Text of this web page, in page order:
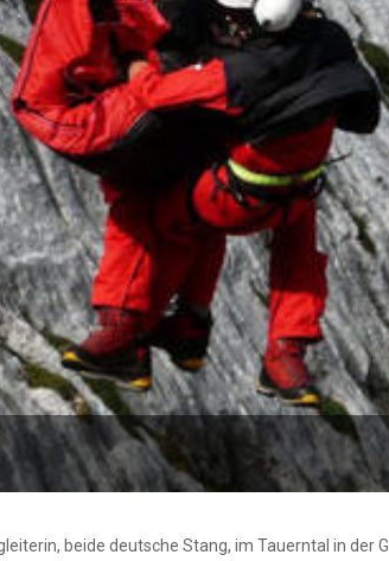
beide deutsche Stang, im Tauerntal in der